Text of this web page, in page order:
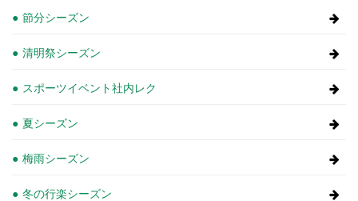
節分シーズン
清明祭シーズン
スポーツイベント社内レク
夏シーズン
梅雨シーズン
冬の行楽シーズン